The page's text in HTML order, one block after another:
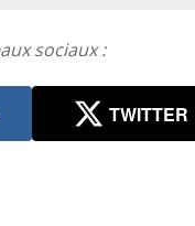
sociaux :
TWITTER